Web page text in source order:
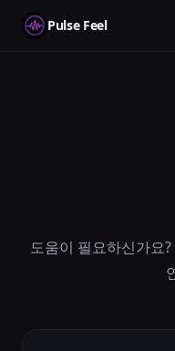
Pulse Feel
도움이 필요하신가요